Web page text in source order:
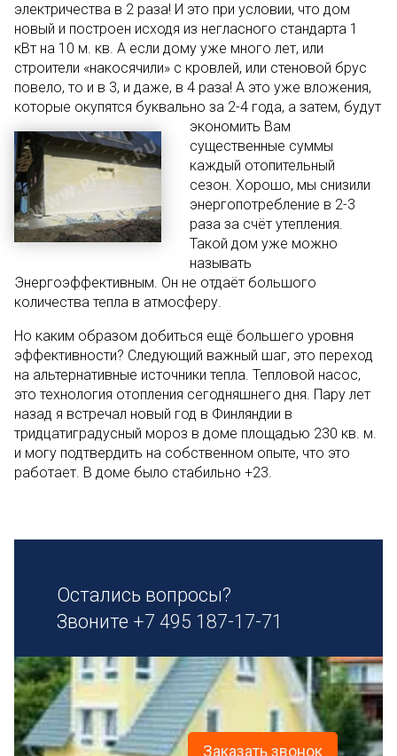
электричества в 2 раза! И это при условии, что дом
новый и построен исходя из негласного стандарта 1
кВт на 10 м. кв. А если дому уже много лет, или
строители «накосячили» с кровлей, или стеновой брус
повело, то и в 3, и даже, в 4 раза! А это уже вложения,
которые окупятся буквально за 2-4 года, а затем, будут
экономить Вам
существенные суммы
каждый отопительный
сезон. Хорошо, мы снизили
энергопотребление в 2-3
раза за счёт утепления.
Такой дом уже можно
называть
Энергоэффективным. Он не отдаёт большого
количества тепла в атмосферу.
Но каким образом добиться ещё большего уровня
эффективности? Следующий важный шаг, это переход
на альтернативные источники тепла. Тепловой насос,
это технология отопления сегодняшнего дня. Пару лет
назад я встречал новый год в Финляндии в
тридцатиградусный мороз в доме площадью 230 кв. м.
и могу подтвердить на собственном опыте, что это
работает. В доме было стабильно +23.
Остались вопросы?
Звоните +7 495 187-17-71
Заказать звонок